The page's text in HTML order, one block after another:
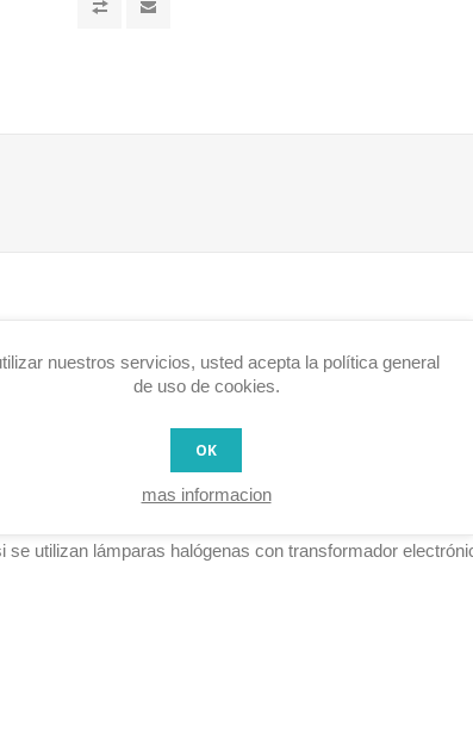
ej., todas las unidades apagadas);
utilizan lámparas halógenas con transformador
nuestros servicios, usted acepta la política general
de uso de cookies.
OK
mas informacion